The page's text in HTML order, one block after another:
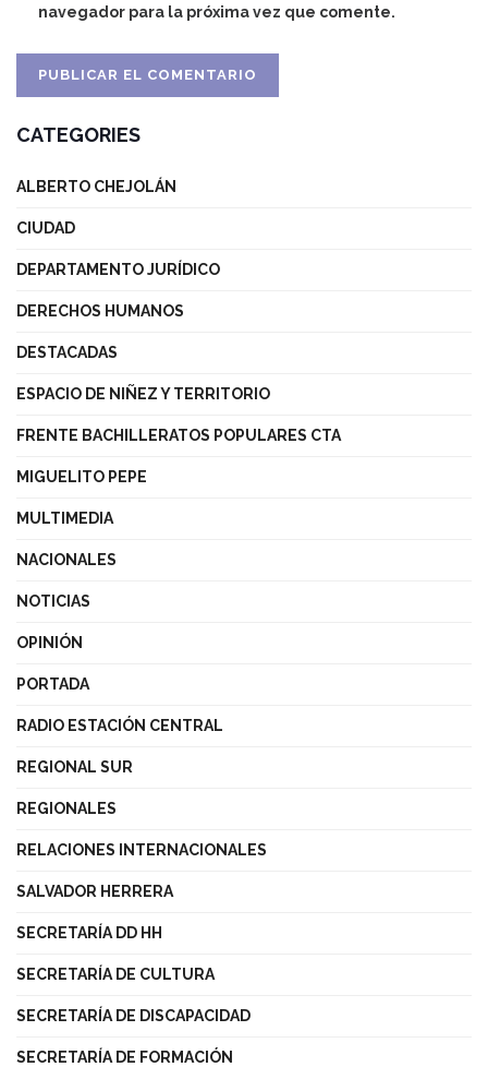
navegador para la próxima vez que comente.
CATEGORIES
ALBERTO CHEJOLÁN
CIUDAD
DEPARTAMENTO JURÍDICO
DERECHOS HUMANOS
DESTACADAS
ESPACIO DE NIÑEZ Y TERRITORIO
FRENTE BACHILLERATOS POPULARES CTA
MIGUELITO PEPE
MULTIMEDIA
NACIONALES
NOTICIAS
OPINIÓN
PORTADA
RADIO ESTACIÓN CENTRAL
REGIONAL SUR
REGIONALES
RELACIONES INTERNACIONALES
SALVADOR HERRERA
SECRETARÍA DD HH
SECRETARÍA DE CULTURA
SECRETARÍA DE DISCAPACIDAD
SECRETARÍA DE FORMACIÓN